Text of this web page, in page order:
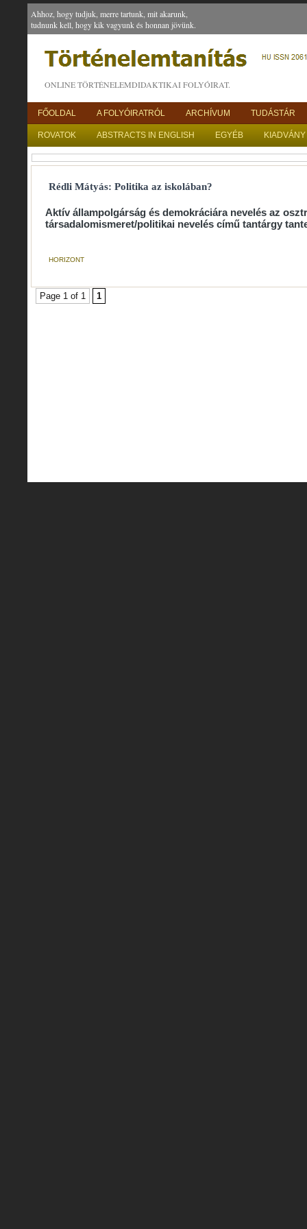
Ahhoz, hogy tudjuk, merre tartunk, mit akarunk,
tudnunk kell, hogy kik vagyunk és honnan jövünk.
ONLINE TÖRTÉNELEMDIDAKTIKAI FOLYÓIRAT.
FŐOLDAL A FOLYÓIRATRÓL ARCHÍVUM TUDÁSTÁR
ROVATOK ABSTRACTS IN ENGLISH EGYÉB
Rédli Mátyás: Politika az iskolában?
Aktív állampolgárság és demokráciára nevelés az
társadalomismeret/politikai nevelés című tantárgy
HORIZONT
Page 1 of 1 1